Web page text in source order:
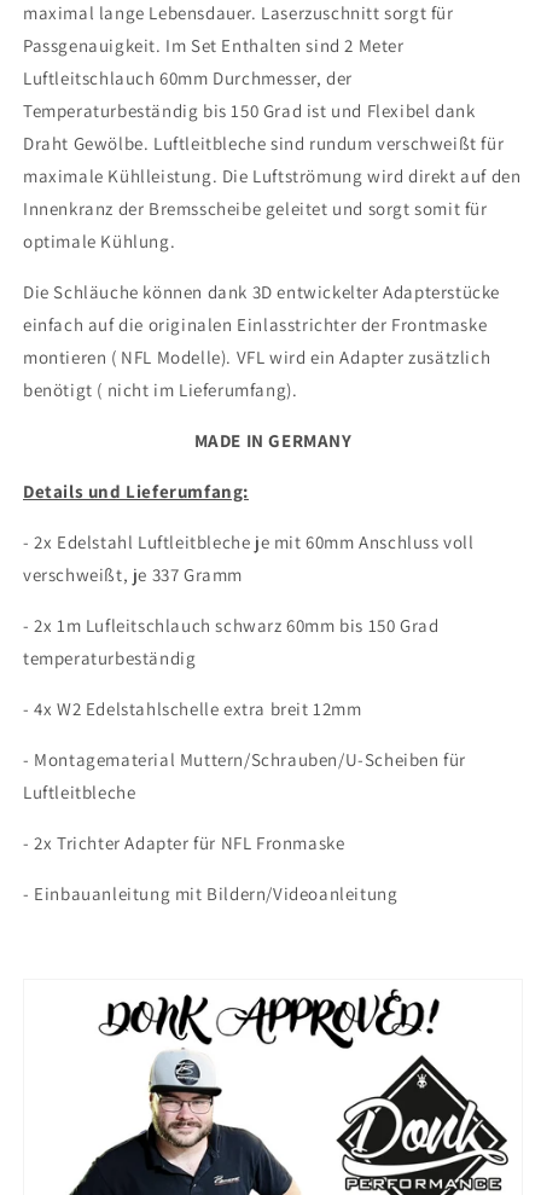
maximal lange Lebensdauer. Laserzuschnitt sorgt für
Passgenauigkeit. Im Set Enthalten sind 2 Meter
Luftleitschlauch 60mm Durchmesser, der
Temperaturbeständig bis 150 Grad ist und Flexibel dank
Draht Gewölbe. Luftleitbleche sind rundum verschweißt für
maximale Kühlleistung. Die Luftströmung wird direkt auf den
Innenkranz der Bremsscheibe geleitet und sorgt somit für
optimale Kühlung.
Die Schläuche können dank 3D entwickelter Adapterstücke
einfach auf die originalen Einlasstrichter der Frontmaske
montieren ( NFL Modelle). VFL wird ein Adapter zusätzlich
benötigt ( nicht im Lieferumfang).
MADE IN GERMANY
Details und Lieferumfang:
- 2x Edelstahl Luftleitbleche je mit 60mm Anschluss voll
verschweißt, je 337 Gramm
- 2x 1m Lufleitschlauch schwarz 60mm bis 150 Grad
temperaturbeständig
- 4x W2 Edelstahlschelle extra breit 12mm
- Montagematerial Muttern/Schrauben/U-Scheiben für
Luftleitbleche
- 2x Trichter Adapter für NFL Fronmaske
- Einbauanleitung mit Bildern/Videoanleitung